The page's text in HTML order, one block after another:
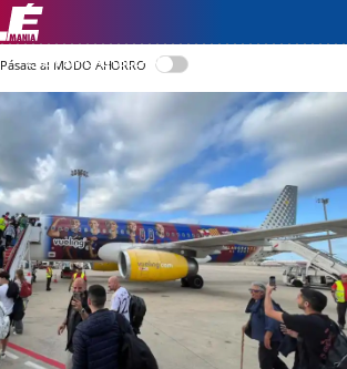
LEER EN CASTELLANO
Pásate al MODO AHORRO